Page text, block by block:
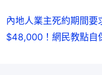
內地人業主死約期間
$48,000！網民教點自